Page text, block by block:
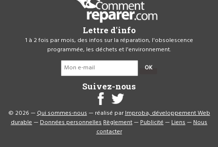
Lettre d'info
1 à 2 fois par mois, des infos sur la réparation, l'obsolescence
programmée, les déchets et l'environnement.
OK
Suivez-nous
© 2026 —Qui sommes-nous— réalisé parImproba, développement Web
durable—Données personnellesRèglement—Publicité—Liens—Nous
contacter